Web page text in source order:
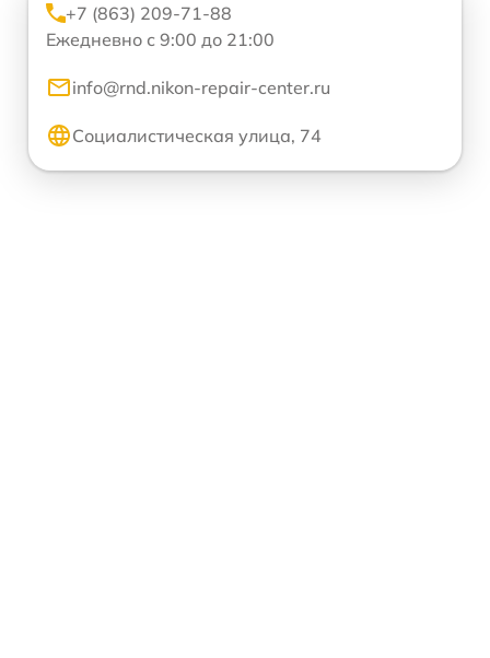
+7 (863) 209-71-88
Ежедневно с 9:00 до 21:00
info@rnd.nikon-repair-center.ru
Социалистическая улица, 74